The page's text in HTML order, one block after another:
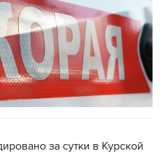
за сутки в Курской